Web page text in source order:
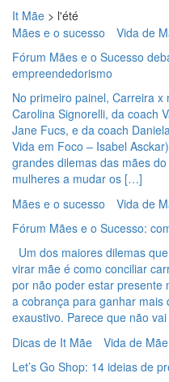
It Mãe > l'été
Mães e o sucesso
Vida de
Fórum Mães e o Sucesso
empreendedorismo
No primeiro painel, Carreira
Carolina Signorelli, da coach
Jane Fucs, e da coach
Vida em Foco – Isabel
grandes dilemas das mães
mulheres a mudar os […]
Mães e o sucesso
Vida de
Fórum Mães e o Sucesso:
Um dos maiores dilemas
virar mãe é como conciliar
por não poder estar presente
a cobrança para ganhar
exaustivo. Parece que não
Dicas de It Mãe
Vida de Mãe
Let’s Go Shop: 14 ideias de